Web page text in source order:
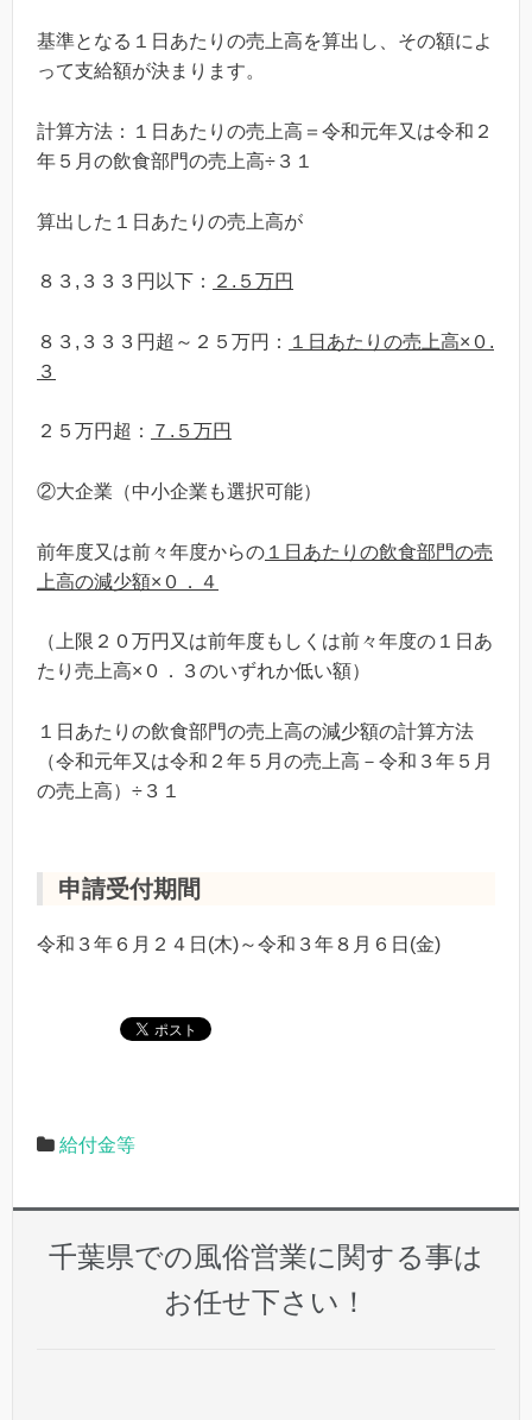
基準となる１日あたりの売上高を算出し、その額によ
って支給額が決まります。
計算方法：１日あたりの売上高＝令和元年又は令和２
年５月の飲食部門の売上高÷３１
算出した１日あたりの売上高が
８３,３３３円以下： ２.５万円
８３,３３３円超～２５万円：
１日あたりの売上高×０.
３
２５万円超： ７.５万円
②大企業（中小企業も選択可能）
前年度又は前々年度からの １日あたりの飲食部門の売
上高の減少額×０．４
（上限２０万円又は前年度もしくは前々年度の１日あ
たり売上高×０．３のいずれか低い額）
１日あたりの飲食部門の売上高の減少額の計算方法
（令和元年又は令和２年５月の売上高－令和３年５月
の売上高）÷３１
申請受付期間
令和３年６月２４日(木)～令和３年８月６日(金)
給付金等
千葉県での風俗営業に関する事は
お任せ下さい！